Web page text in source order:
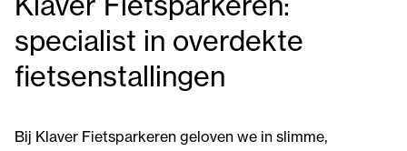
specialist in overdekte
fietsenstallingen
Bij Klaver Fietsparkeren geloven we in slimme,